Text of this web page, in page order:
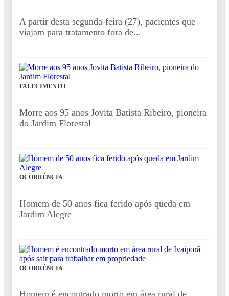
A partir desta segunda-feira (27), pacientes que
viajam para tratamento fora de...
FALECIMENTO
Morre aos 95 anos Jovita Batista Ribeiro, pioneira
do Jardim Florestal
OCORRÊNCIA
Homem de 50 anos fica ferido após queda em
Jardim Alegre
OCORRÊNCIA